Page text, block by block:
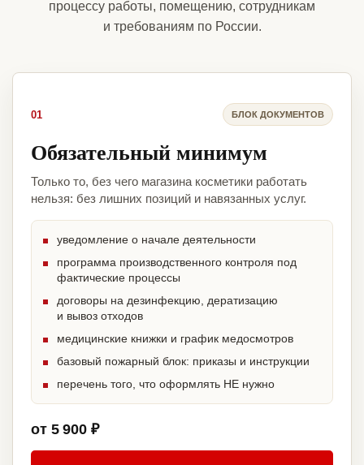
процессу работы, помещению, сотрудникам
и требованиям по России.
01 БЛОК ДОКУМЕНТОВ
Обязательный минимум
Только то, без чего магазина косметики работать
нельзя: без лишних позиций и навязанных услуг.
уведомление о начале деятельности
программа производственного контроля под
фактические процессы
договоры на дезинфекцию, дератизацию
и вывоз отходов
медицинские книжки и график медосмотров
базовый пожарный блок: приказы и инструкции
перечень того, что оформлять НЕ нужно
от 5 900 ₽